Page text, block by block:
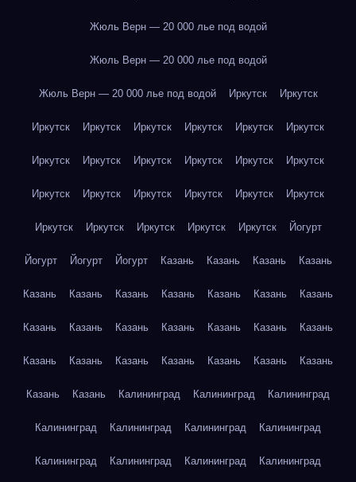
Жюль Верн — 20 000 лье под водой
Жюль Верн — 20 000 лье под водой
Жюль Верн — 20 000 лье под водой Иркутск Иркутск
Иркутск Иркутск Иркутск Иркутск Иркутск Иркутск
Иркутск Иркутск Иркутск Иркутск Иркутск Иркутск
Иркутск Иркутск Иркутск Иркутск Иркутск Иркутск
Иркутск Иркутск Иркутск Иркутск Иркутск Йогурт
Йогурт Йогурт Йогурт Казань Казань Казань Казань
Казань Казань Казань Казань Казань Казань Казань
Казань Казань Казань Казань Казань Казань Казань
Казань Казань Казань Казань Казань Казань Казань
Казань Казань Калининград Калининград Калининград
Калининград Калининград Калининград Калининград
Калининград Калининград Калининград Калининград